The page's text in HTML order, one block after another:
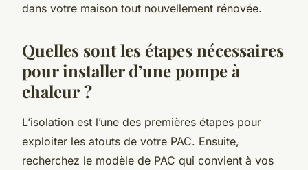
dans votre maison tout nouvellement rénovée.
Quelles sont les étapes nécessaires
pour installer d’une pompe à
chaleur ?
L’isolation est l’une des premières étapes pour
exploiter les atouts de votre PAC. Ensuite,
recherchez le modèle de PAC qui convient à vos